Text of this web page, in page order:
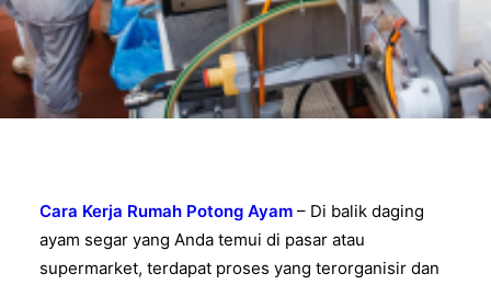
Cara Kerja Rumah Potong Ayam – Di balik daging
ayam segar yang Anda temui di pasar atau
supermarket, terdapat proses yang terorganisir dan